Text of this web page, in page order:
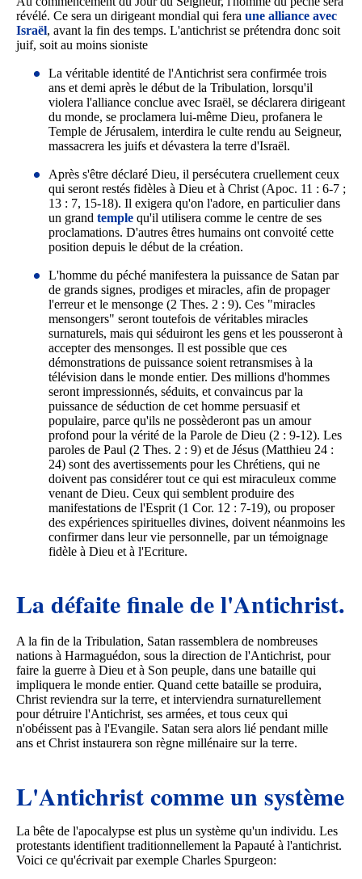
révélé. Ce sera un dirigeant mondial qui fera une alliance avec
Israël, avant la fin des temps. L'antichrist se prétendra donc soit
juif, soit au moins sioniste
La véritable identité de l'Antichrist sera confirmée trois
ans et demi après le début de la Tribulation, lorsqu'il
violera l'alliance conclue avec Israël, se déclarera dirigeant
du monde, se proclamera lui-même Dieu, profanera le
Temple de Jérusalem, interdira le culte rendu au Seigneur,
massacrera les juifs et dévastera la terre d'Israël.
Après s'être déclaré Dieu, il persécutera cruellement ceux
qui seront restés fidèles à Dieu et à Christ (Apoc. 11 : 6-7 ;
13 : 7, 15-18). Il exigera qu'on l'adore, en particulier dans
un grand temple qu'il utilisera comme le centre de ses
proclamations. D'autres êtres humains ont convoité cette
position depuis le début de la création.
L'homme du péché manifestera la puissance de Satan par
de grands signes, prodiges et miracles, afin de propager
l'erreur et le mensonge (2 Thes. 2 : 9). Ces "miracles
mensongers" seront toutefois de véritables miracles
surnaturels, mais qui séduiront les gens et les pousseront à
accepter des mensonges. Il est possible que ces
démonstrations de puissance soient retransmises à la
télévision dans le monde entier. Des millions d'hommes
seront impressionnés, séduits, et convaincus par la
puissance de séduction de cet homme persuasif et
populaire, parce qu'ils ne possèderont pas un amour
profond pour la vérité de la Parole de Dieu (2 : 9-12). Les
paroles de Paul (2 Thes. 2 : 9) et de Jésus (Matthieu 24 :
24) sont des avertissements pour les Chrétiens, qui ne
doivent pas considérer tout ce qui est miraculeux comme
venant de Dieu. Ceux qui semblent produire des
manifestations de l'Esprit (1 Cor. 12 : 7-19), ou proposer
des expériences spirituelles divines, doivent néanmoins les
confirmer dans leur vie personnelle, par un témoignage
fidèle à Dieu et à l'Ecriture.
La défaite finale de l'Antichrist.
A la fin de la Tribulation, Satan rassemblera de nombreuses
nations à Harmaguédon, sous la direction de l'Antichrist, pour
faire la guerre à Dieu et à Son peuple, dans une bataille qui
impliquera le monde entier. Quand cette bataille se produira,
Christ reviendra sur la terre, et interviendra surnaturellement
pour détruire l'Antichrist, ses armées, et tous ceux qui
n'obéissent pas à l'Evangile. Satan sera alors lié pendant mille
ans et Christ instaurera son règne millénaire sur la terre.
L'Antichrist comme un système
La bête de l'apocalypse est plus un système qu'un individu. Les
protestants identifient traditionnellement la Papauté à l'antichrist.
Voici ce qu'écrivait par exemple Charles Spurgeon: